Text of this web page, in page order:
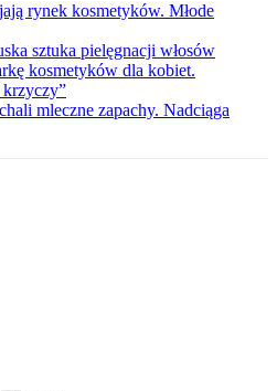
rynek kosmetyków. Młode
sztuka pielęgnacji włosów
kosmetyków dla kobiet.
mleczne zapachy. Nadciąga